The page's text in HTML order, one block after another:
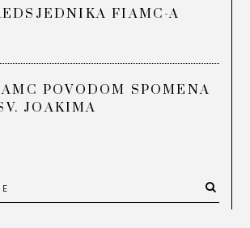
FIAMC-A
POVODOM SPOMENA
JOAKIMA